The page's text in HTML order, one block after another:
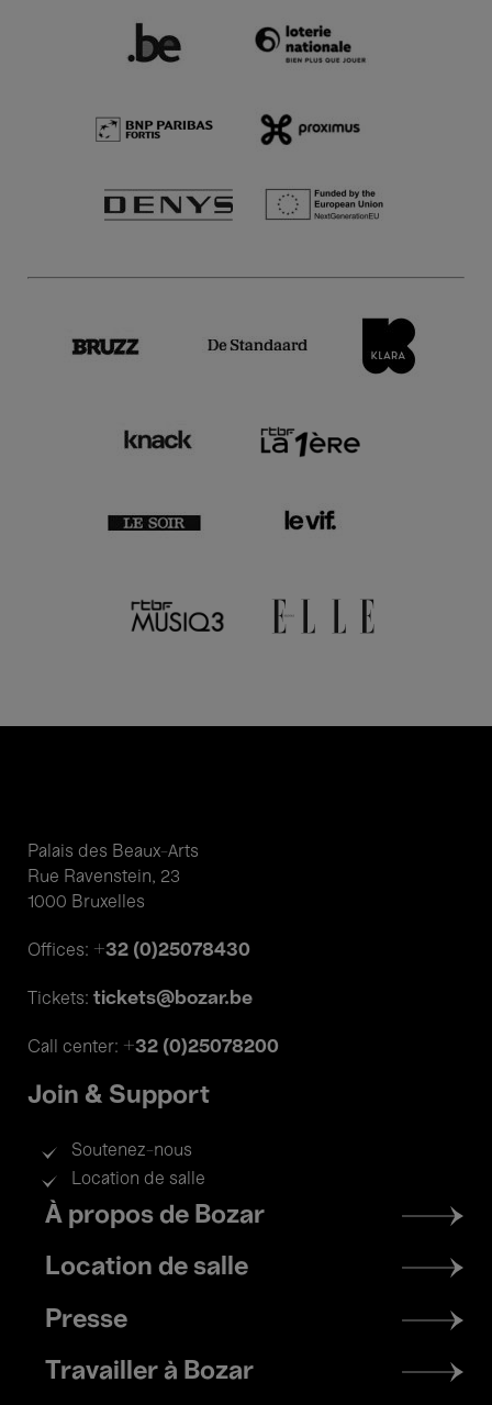
Palais des Beaux-Arts
Rue Ravenstein, 23
1000 Bruxelles
Offices: +32 (0)25078430
Tickets: tickets@bozar.be
Call center: +32 (0)25078200
Join & Support
Soutenez-nous
Location de salle
Footer
menu
À propos de Bozar
Location de salle
Presse
Travailler à Bozar